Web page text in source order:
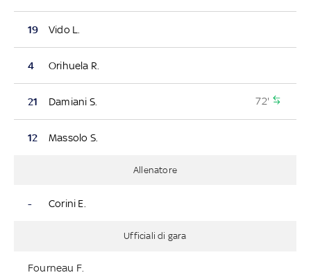
19 Vido L.
4 Orihuela R.
21 Damiani S. 72'
12 Massolo S.
Allenatore
- Corini E.
Ufficiali di gara
Fourneau F.